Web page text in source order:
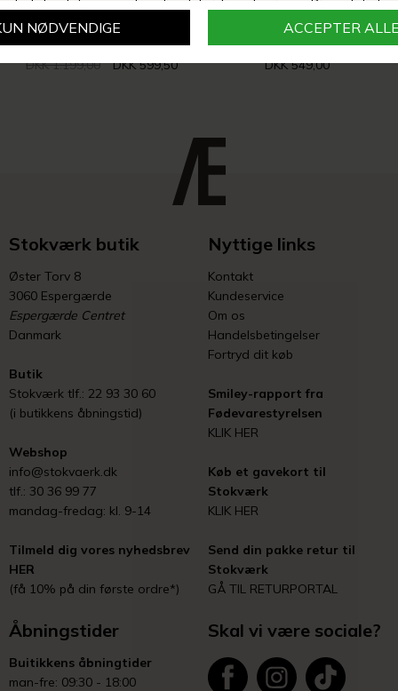
MICHALA WIESNECK
LEO SKJORTE
DKK 1.199,00
DKK 599,50
BLACK COLOUR
MALONE SHIRT | COFFEE
DKK 549,00
Stokværk butik
Øster Torv 8
3060 Espergærde
Espergærde Centret
Danmark
Butik
Stokværk tlf.: 22 93 30 60
(i butikkens åbningstid)
Webshop
info@stokvaerk.dk
tlf.: 30 36 99 77
mandag-fredag: kl. 9-14
Tilmeld dig vores nyhedsbrev
HER
(få 10% på din første ordre*)
Nyttige links
Kontakt
Kundeservice
Om os
Handelsbetingelser
Fortryd dit køb
Smiley-rapport fra
Fødevarestyrelsen
KLIK HER
Køb et gavekort til
Stokværk
KLIK HER
Send din pakke retur til
Stokværk
GÅ TIL RETURPORTAL
Åbningstider
Buitikkens åbningtider
man-fre: 09:30 - 18:00
Skal vi være sociale?